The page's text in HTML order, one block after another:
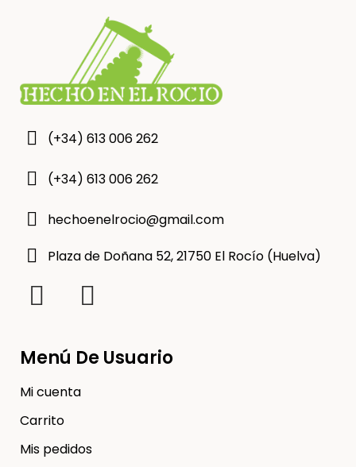
(+34) 613 006 262
(+34) 613 006 262
hechoenelrocio@gmail.com
Plaza de Doñana 52, 21750 El Rocío (Huelva)
Menú De Usuario
Mi cuenta
Carrito
Mis pedidos